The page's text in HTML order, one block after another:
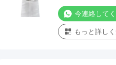
今連絡して
もっと詳し